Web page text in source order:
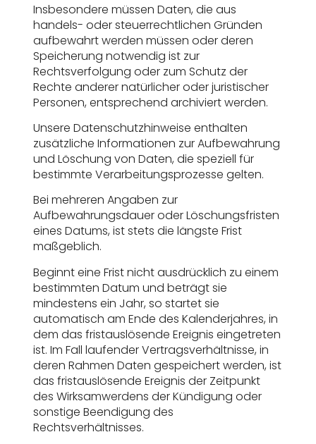
Insbesondere müssen Daten, die aus
handels- oder steuerrechtlichen Gründen
aufbewahrt werden müssen oder deren
Speicherung notwendig ist zur
Rechtsverfolgung oder zum Schutz der
Rechte anderer natürlicher oder juristischer
Personen, entsprechend archiviert werden.
Unsere Datenschutzhinweise enthalten
zusätzliche Informationen zur Aufbewahrung
und Löschung von Daten, die speziell für
bestimmte Verarbeitungsprozesse gelten.
Bei mehreren Angaben zur
Aufbewahrungsdauer oder Löschungsfristen
eines Datums, ist stets die längste Frist
maßgeblich.
Beginnt eine Frist nicht ausdrücklich zu einem
bestimmten Datum und beträgt sie
mindestens ein Jahr, so startet sie
automatisch am Ende des Kalenderjahres, in
dem das fristauslösende Ereignis eingetreten
ist. Im Fall laufender Vertragsverhältnisse, in
deren Rahmen Daten gespeichert werden, ist
das fristauslösende Ereignis der Zeitpunkt
des Wirksamwerdens der Kündigung oder
sonstige Beendigung des
Rechtsverhältnisses.